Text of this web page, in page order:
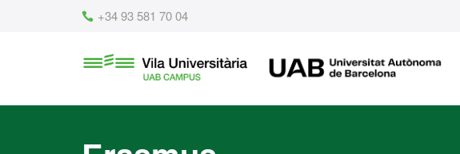
+34 93 581 70 04
Universitària